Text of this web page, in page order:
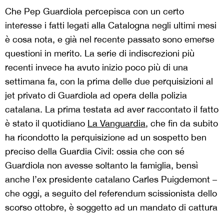
Che Pep Guardiola percepisca con un certo
interesse i fatti legati alla Catalogna negli ultimi mesi
è cosa nota, e già nel recente passato sono emerse
questioni in merito. La serie di indiscrezioni più
recenti invece ha avuto inizio poco più di una
settimana fa, con la prima delle due perquisizioni al
jet privato di Guardiola ad opera della polizia
catalana. La prima testata ad aver raccontato il fatto
è stato il quotidiano La Vanguardia, che fin da subito
ha ricondotto la perquisizione ad un sospetto ben
preciso della Guardia Civil: ossia che con sé
Guardiola non avesse soltanto la famiglia, bensì
anche l’ex presidente catalano Carles Puigdemont –
che oggi, a seguito del referendum scissionista dello
scorso ottobre, è soggetto ad un mandato di cattura